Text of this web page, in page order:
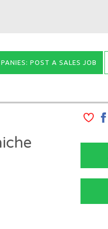
POST A SALES JOB